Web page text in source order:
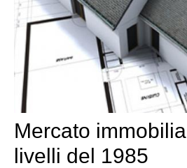
Mercato
livelli del 1985